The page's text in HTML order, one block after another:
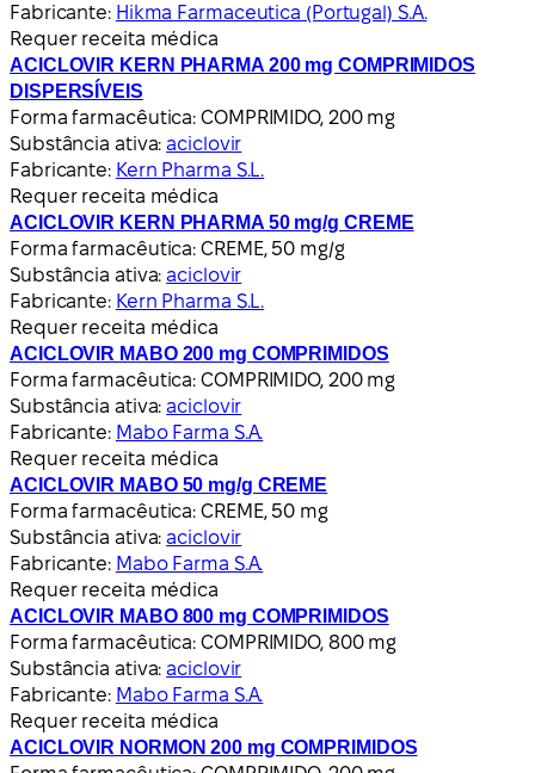
Fabricante: Hikma Farmaceutica (Portugal) S.A.
Requer receita médica
ACICLOVIR KERN PHARMA 200 mg COMPRIMIDOS
DISPERSÍVEIS
Forma farmacêutica: COMPRIMIDO, 200 mg
Substância ativa:aciclovir
Fabricante: Kern Pharma S.L.
Requer receita médica
ACICLOVIR KERN PHARMA 50 mg/g CREME
Forma farmacêutica: CREME, 50 mg/g
Substância ativa:aciclovir
Fabricante: Kern Pharma S.L.
Requer receita médica
ACICLOVIR MABO 200 mg COMPRIMIDOS
Forma farmacêutica: COMPRIMIDO, 200 mg
Substância ativa:aciclovir
Fabricante: Mabo Farma S.A.
Requer receita médica
ACICLOVIR MABO 50 mg/g CREME
Forma farmacêutica: CREME, 50 mg
Substância ativa:aciclovir
Fabricante: Mabo Farma S.A.
Requer receita médica
ACICLOVIR MABO 800 mg COMPRIMIDOS
Forma farmacêutica: COMPRIMIDO, 800 mg
Substância ativa:aciclovir
Fabricante: Mabo Farma S.A.
Requer receita médica
ACICLOVIR NORMON 200 mg COMPRIMIDOS